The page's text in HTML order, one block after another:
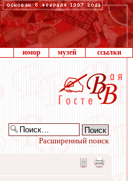
юмор музей ссылки
Расширенный поиск